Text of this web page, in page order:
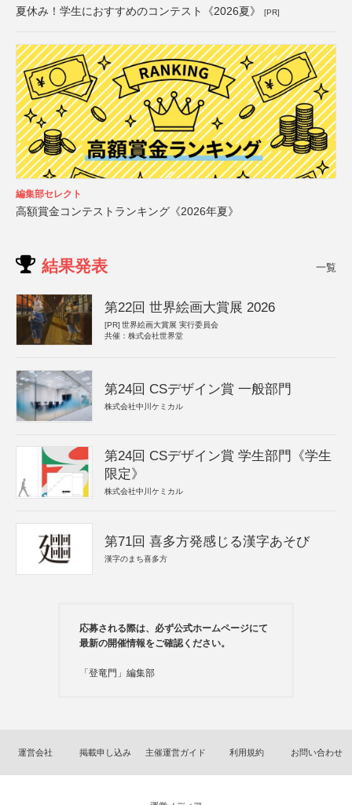
夏休み！学生におすすめのコンテスト《2026夏》 [PR]
編集部セレクト
高額賞金コンテストランキング《2026年夏》
結果発表 一覧
第22回 世界絵画大賞展 2026
[PR] 世界絵画大賞展 実行委員会
共催：株式会社世界堂
第24回 CSデザイン賞 一般部門
株式会社中川ケミカル
第24回 CSデザイン賞 学生部門《学生
限定》
株式会社中川ケミカル
第71回 喜多方発感じる漢字あそび
漢字のまち喜多方
応募される際は、必ず公式ホームページにて
最新の開催情報をご確認ください。
「登竜門」編集部
運営会社 掲載申し込み 主催運営ガイド 利用規約 お問い合わせ